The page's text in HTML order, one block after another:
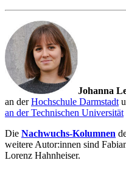
Johanna
an derHochschule Darmstadt
an der Technischen Universität
Die Nachwuchs-Kolumnen
weitere Autor:innen sind
Lorenz Hahnheiser.